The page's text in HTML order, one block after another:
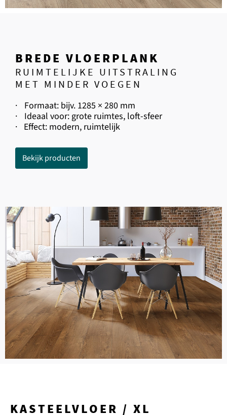
BREDE VLOERPLANK
RUIMTELIJKE UITSTRALING
MET MINDER VOEGEN
· Formaat: bijv. 1285 × 280 mm
· Ideaal voor: grote ruimtes, loft-sfeer
· Effect: modern, ruimtelijk
Bekijk producten
KASTEELVLOER / XL